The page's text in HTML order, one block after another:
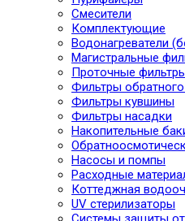
Смесители
Комплектующие
Водонагреватели
Магистральные
Проточные
Фильтры
Фильтры кувшины
Фильтры насадки
Накопительные
Насосы и помпы
Расходные
Коттеджная
UV стерилизаторы